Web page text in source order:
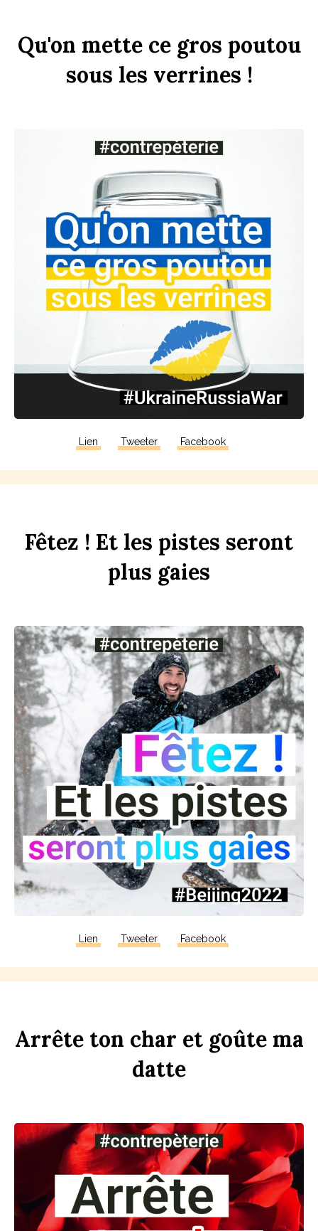
Qu'on mette ce gros poutou
sous les verrines !
Lien Tweeter Facebook
Fêtez ! Et les pistes seront
plus gaies
Lien Tweeter Facebook
Arrête ton char et goûte ma
datte